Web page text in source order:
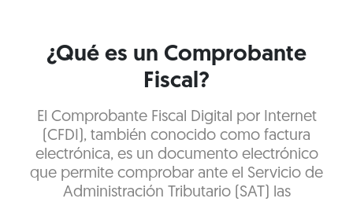
¿Qué es un Comprobante
Fiscal?
El Comprobante Fiscal Digital por Internet
(CFDI), también conocido como factura
electrónica, es un documento electrónico
que permite comprobar ante el Servicio de
Administración Tributario (SAT) las